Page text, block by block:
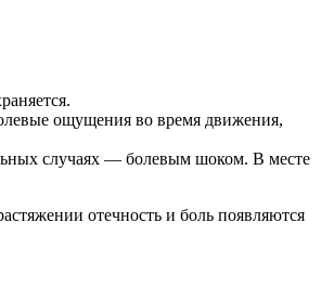
ощущения во время движения,
случаях — болевым шоком. В месте
отечность и боль появляются